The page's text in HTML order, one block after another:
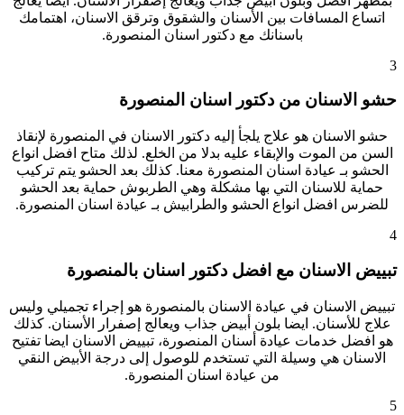
اتساع المسافات بين الأسنان والشقوق وترقق الاسنان، اهتمامك
باسنانك مع دكتور اسنان المنصورة.
حشو الاسنان من دكتور اسنان المنصورة
حشو الاسنان هو علاج يلجأ إليه دكتور الاسنان في المنصورة لإنقاذ
السن من الموت والإبقاء عليه بدلا من الخلع. لذلك متاح افضل انواع
الحشو بـ عيادة اسنان المنصورة معنا. كذلك بعد الحشو يتم تركيب
حماية للاسنان التي بها مشكلة وهي الطربوش حماية بعد الحشو
للضرس افضل انواع الحشو والطرابيش بـ عيادة اسنان المنصورة.
تبييض الاسنان مع افضل دكتور اسنان بالمنصورة
تبييض الاسنان في عيادة الاسنان بالمنصورة هو إجراء تجميلي وليس
علاج للأسنان. ايضا بلون أبيض جذاب ويعالج إصفرار الأسنان. كذلك
هو افضل خدمات عيادة أسنان المنصورة، تبييض الاسنان ايضا تفتيح
الاسنان هي وسيلة التي تستخدم للوصول إلى درجة الأبيض النقي
من عيادة اسنان المنصورة .